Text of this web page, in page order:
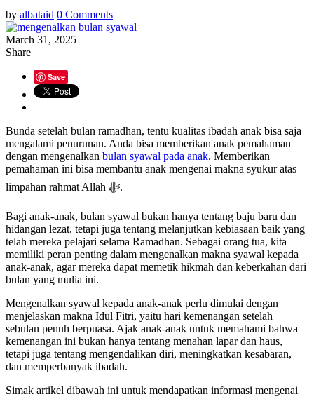
by albataid 0 Comments
March 31, 2025
Share
Save
Bunda setelah bulan ramadhan, tentu kualitas ibadah anak bisa saja
mengalami penurunan. Anda bisa memberikan anak pemahaman
dengan mengenalkan bulan syawal pada anak. Memberikan
pemahaman ini bisa membantu anak mengenai makna syukur atas
limpahan rahmat Allah ﷻ.
Bagi anak-anak, bulan syawal bukan hanya tentang baju baru dan
hidangan lezat, tetapi juga tentang melanjutkan kebiasaan baik yang
telah mereka pelajari selama Ramadhan. Sebagai orang tua, kita
memiliki peran penting dalam mengenalkan makna syawal kepada
anak-anak, agar mereka dapat memetik hikmah dan keberkahan dari
bulan yang mulia ini.
Mengenalkan syawal kepada anak-anak perlu dimulai dengan
menjelaskan makna Idul Fitri, yaitu hari kemenangan setelah
sebulan penuh berpuasa. Ajak anak-anak untuk memahami bahwa
kemenangan ini bukan hanya tentang menahan lapar dan haus,
tetapi juga tentang mengendalikan diri, meningkatkan kesabaran,
dan memperbanyak ibadah.
Simak artikel dibawah ini untuk mendapatkan informasi mengenai